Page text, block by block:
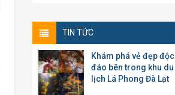
TIN TỨC
Khám phá vẻ đẹp độc
đáo bên trong khu du
lịch Lá Phong Đà Lạt